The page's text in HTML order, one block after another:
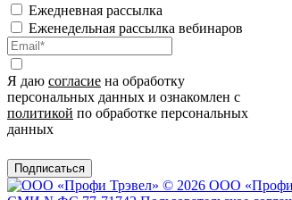
Ежедневная рассылка
Еженедельная рассылка вебинаров
Я даю согласие на обработку
персональных данных и ознакомлен с
политикой по обработке персональных
данных
Подписаться
© 2026 ООО «Профи